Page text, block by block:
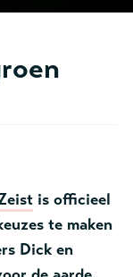
is officieel
te maken
Dick en